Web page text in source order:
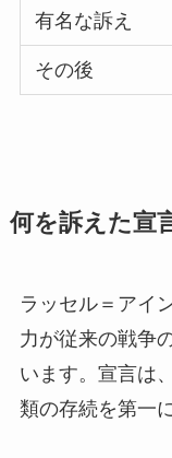
有名な訴え
その後
何を訴えた宣
ラッセル＝アイ
力が従来の戦争
います。宣言は
類の存続を第一